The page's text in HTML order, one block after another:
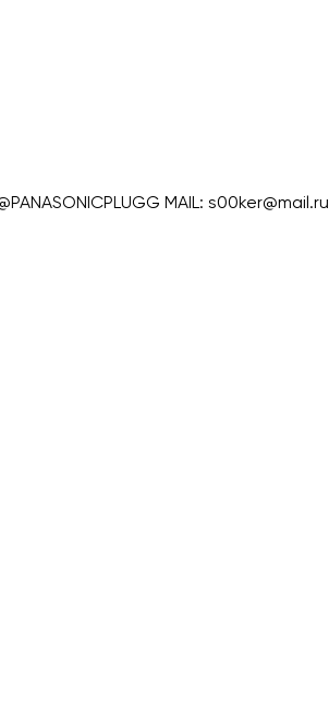
MAIL: s00ker@mail.ru